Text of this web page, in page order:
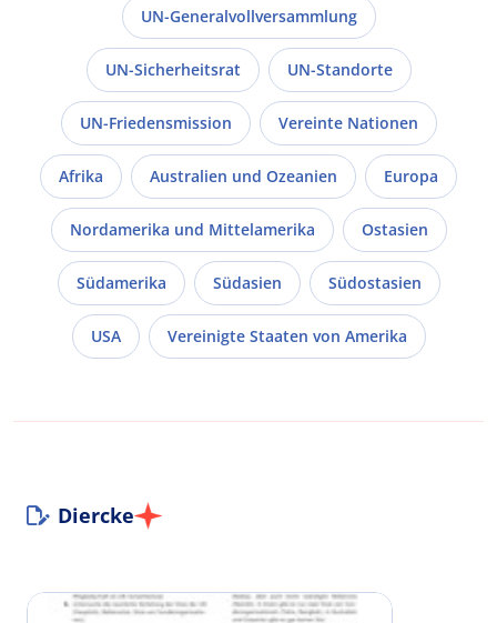
UN-Generalvollversammlung
UN-Sicherheitsrat UN-Standorte
UN-Friedensmission Vereinte Nationen
Afrika Australien und Ozeanien Europa
Nordamerika und Mittelamerika Ostasien
Südamerika Südasien Südostasien
USA Vereinigte Staaten von Amerika
Diercke